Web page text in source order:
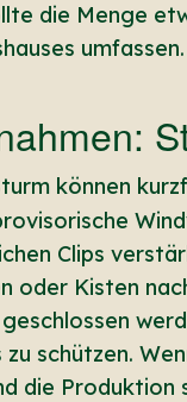
die Menge
umfassen.
können
Clips
oder Kisten
schützen.
die